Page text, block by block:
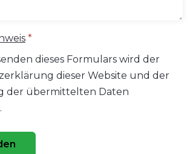
*
dieses Formulars wird der
dieser Website und der
der übermittelten Daten